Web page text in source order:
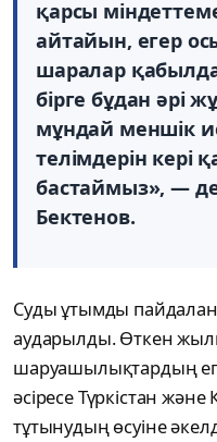
қарсы
айтайын, егер
шаралар
бірге бұдан әрі
мұндай меншік
телімдерін кері
бастаймыз», —
Бектенов.
Суды ұтымды
аударылды. Өткен
шаруашылықтардың
әсіресе Түркістан
тұтынудың өсуіне